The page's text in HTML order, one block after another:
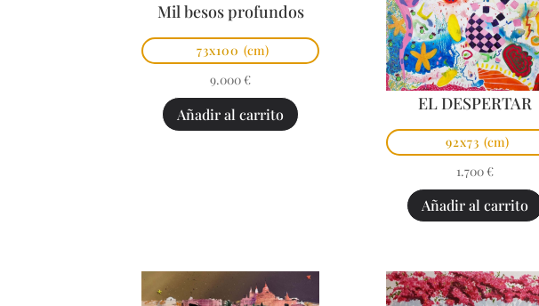
Mil besos profundos
73x100 (cm)
9.000 €
Añadir al carrito
EL DESPERTAR
92x73 (cm)
1.700 €
Añadir al carrito